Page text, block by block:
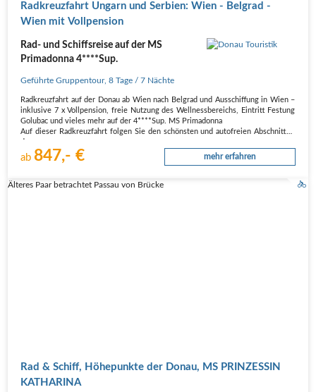
Radkreuzfahrt Ungarn und Serbien: Wien - Belgrad -
Wien mit Vollpension
Rad- und Schiffsreise auf der MS
Primadonna 4****Sup.
Geführte Gruppentour,8 Tage / 7 Nächte
Radkreuzfahrt auf der Donau ab Wien nach Belgrad und Ausschiffung in Wien –
inklusive 7 x Vollpension, freie Nutzung des Wellnessbereichs, Eintritt Festung
Golubac und vieles mehr auf der 4****Sup. MS Primadonna
Auf dieser Radkreuzfahrt folgen Sie den schönsten und autofreien Abschnitten
ab 847,- € mehr erfahren
Älteres Paar betrachtet Passau von Brücke
Rad & Schiff, Höhepunkte der Donau, MS PRINZESSIN
KATHARINA